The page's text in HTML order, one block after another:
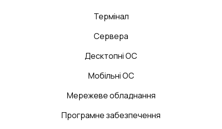
Термінал
Сервера
Десктопні ОС
Мобільні ОС
Мережеве обладнання
Програмне забезпечення